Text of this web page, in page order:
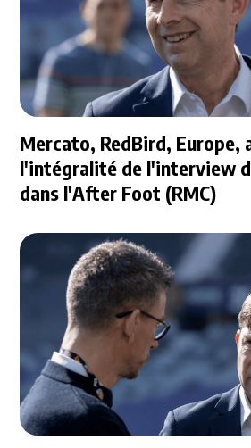
Mercato, RedBird, Europe,
l'intégralité de l'interview
dans l'After Foot (RMC)